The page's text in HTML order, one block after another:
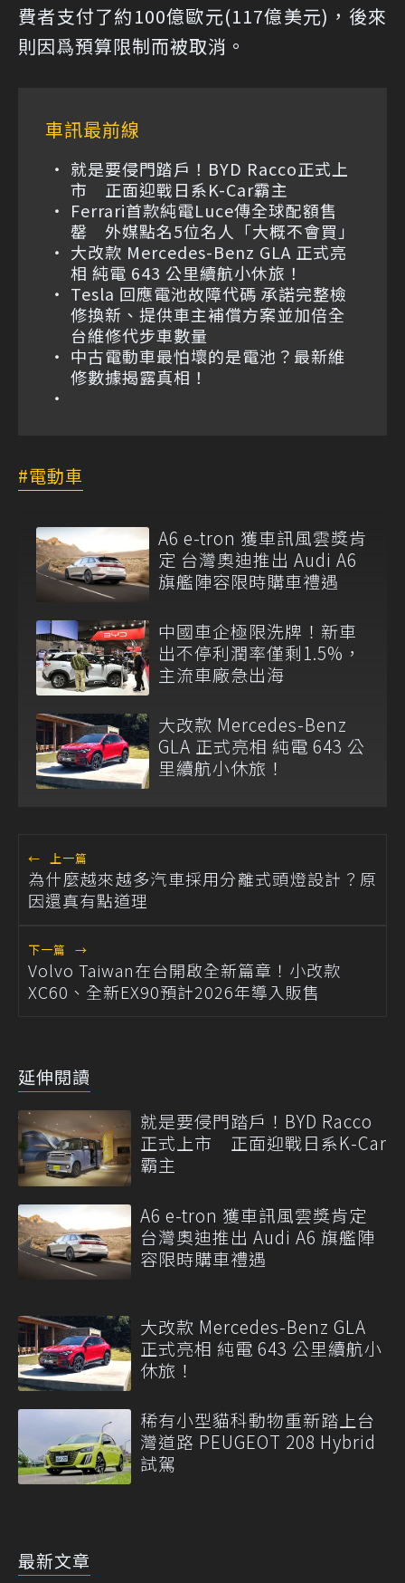
費者支付了約100億歐元(117億美元)，後來
則因爲預算限制而被取消。
車訊最前線
就是要侵門踏戶！BYD Racco正式上
市 正面迎戰日系K-Car霸主
Ferrari首款純電Luce傳全球配額售
罄 外媒點名5位名人「大概不會買」
大改款 Mercedes-Benz GLA 正式亮
相 純電 643 公里續航小休旅！
Tesla 回應電池故障代碼 承諾完整檢
修換新、提供車主補償方案並加倍全
台維修代步車數量
中古電動車最怕壞的是電池？最新維
修數據揭露真相！
電動車
A6 e-tron 獲車訊風雲獎肯
定 台灣奧迪推出 Audi A6
旗艦陣容限時購車禮遇
中國車企極限洗牌！新車
出不停利潤率僅剩1.5%，
主流車廠急出海
大改款 Mercedes-Benz
GLA 正式亮相 純電 643 公
里續航小休旅！
← 上一篇
為什麼越來越多汽車採用分離式頭燈設計？原
因還真有點道理
下一篇 →
Volvo Taiwan在台開啟全新篇章！小改款
XC60、全新EX90預計2026年導入販售
延伸閱讀
就是要侵門踏戶！BYD Racco
正式上市 正面迎戰日系K-Car
霸主
A6 e-tron 獲車訊風雲獎肯定
台灣奧迪推出 Audi A6 旗艦陣
容限時購車禮遇
大改款 Mercedes-Benz GLA
正式亮相 純電 643 公里續航小
休旅！
稀有小型貓科動物重新踏上台
灣道路 PEUGEOT 208 Hybrid
試駕
最新文章